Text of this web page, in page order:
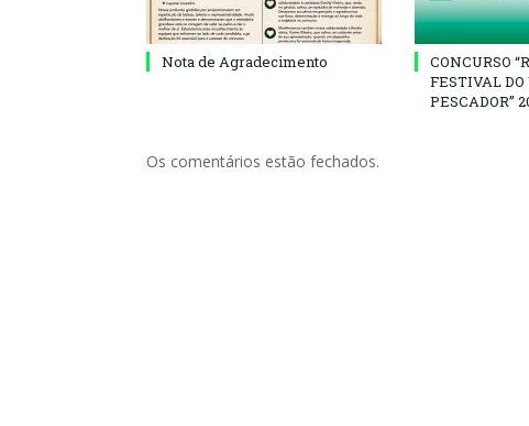
Nota de Agradecimento
CONCURSO
FESTIVAL DO
PESCADOR”
Os comentários estão fechados.